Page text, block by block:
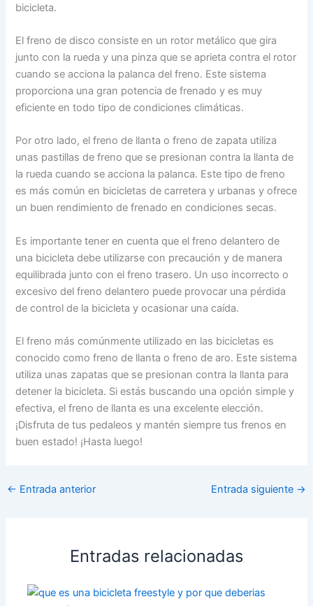
bicicleta.
El freno de disco consiste en un rotor metálico que gira
junto con la rueda y una pinza que se aprieta contra el rotor
cuando se acciona la palanca del freno. Este sistema
proporciona una gran potencia de frenado y es muy
eficiente en todo tipo de condiciones climáticas.
Por otro lado, el freno de llanta o freno de zapata utiliza
unas pastillas de freno que se presionan contra la llanta de
la rueda cuando se acciona la palanca. Este tipo de freno
es más común en bicicletas de carretera y urbanas y ofrece
un buen rendimiento de frenado en condiciones secas.
Es importante tener en cuenta que el freno delantero de
una bicicleta debe utilizarse con precaución y de manera
equilibrada junto con el freno trasero. Un uso incorrecto o
excesivo del freno delantero puede provocar una pérdida
de control de la bicicleta y ocasionar una caída.
El freno más comúnmente utilizado en las bicicletas es
conocido como freno de llanta o freno de aro. Este sistema
utiliza unas zapatas que se presionan contra la llanta para
detener la bicicleta. Si estás buscando una opción simple y
efectiva, el freno de llanta es una excelente elección.
¡Disfruta de tus pedaleos y mantén siempre tus frenos en
buen estado! ¡Hasta luego!
← Entrada anterior Entrada siguiente →
Entradas relacionadas